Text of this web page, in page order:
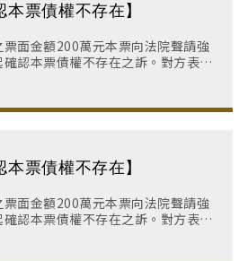
本票債權不存在】
面金額200萬元本票向法院聲請強
認本票債權不存在之訴。對方表示
保管所立的本票，對方當下也有交
人至今仍未將現金返還
本票債權不存在】
面金額200萬元本票向法院聲請強
認本票債權不存在之訴。對方表示
保管所立的本票，對方當下也有交
人至今仍未將現金返還